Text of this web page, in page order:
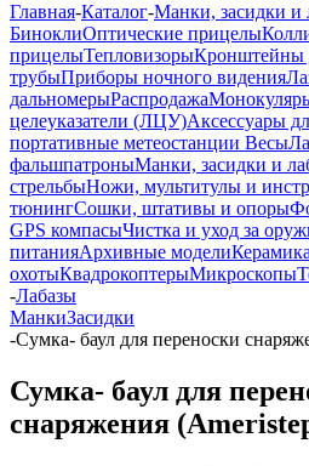
Главная-Каталог-Манки, засидки и
БиноклиОптические прицелы
прицелыТепловизорыКронштейны
трубыПриборы ночного видения
дальномерыРаспродажа
целеуказатели (ЛЦУ)Аксессуары
портативные метеостанции Весы
фальшпатроныМанки, засидки и
стрельбыНожи, мультитулы и
тюнингСошки, штативы и опоры
GPS компасыЧистка и уход за
питанияАрхивные модели
охотыКвадрокоптерыМикроскопы
-Лабазы
МанкиЗасидки
-Сумка- баул для переноски
Сумка- баул для
снаряжения